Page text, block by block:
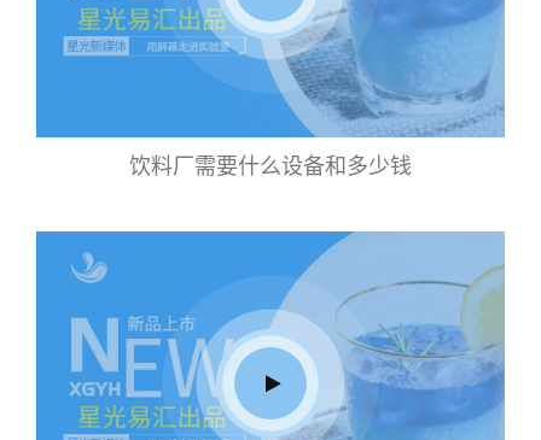
饮料厂需要什么设备和多少钱